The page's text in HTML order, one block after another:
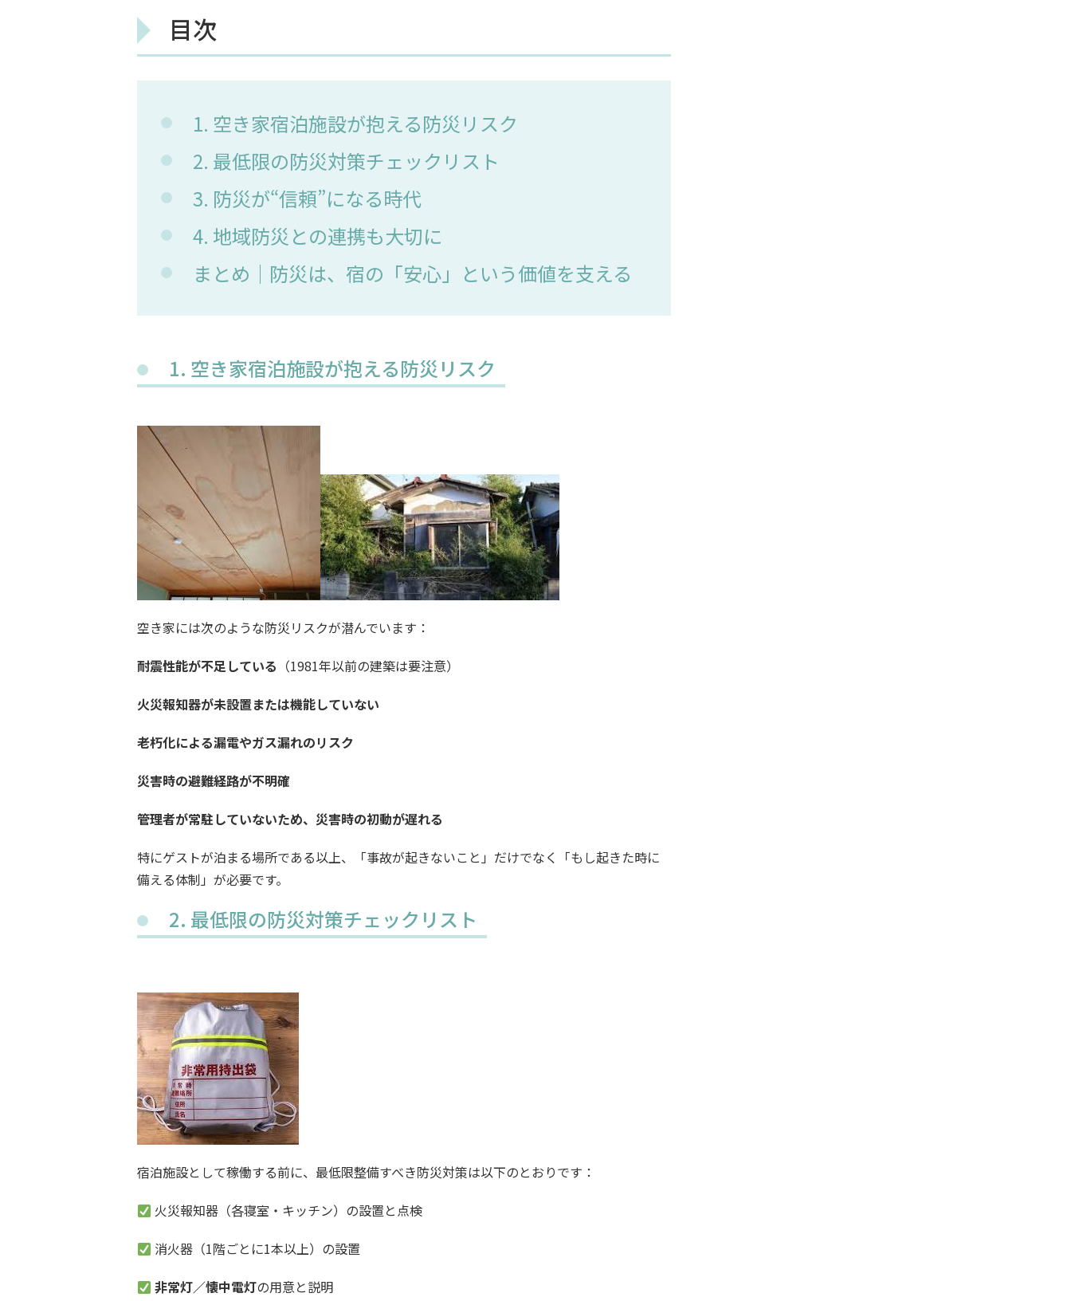
目次
1. 空き家宿泊施設が抱える防災リスク
2. 最低限の防災対策チェックリスト
3. 防災が“信頼”になる時代
4. 地域防災との連携も大切に
まとめ｜防災は、宿の「安心」という価値を支える
1. 空き家宿泊施設が抱える防災リスク
空き家には次のような防災リスクが潜んでいます：
耐震性能が不足している （1981年以前の建築は要注意）
火災報知器が未設置または機能していない
老朽化による漏電やガス漏れのリスク
災害時の避難経路が不明確
管理者が常駐していないため、災害時の初動が遅れる
特にゲストが泊まる場所である以上、「事故が起きないこと」だけでなく「もし起きた時に
備える体制」が必要です。
2. 最低限の防災対策チェックリスト
宿泊施設として稼働する前に、最低限整備すべき防災対策は以下のとおりです：
火災報知器（各寝室・キッチン）の設置と点検
消火器（1階ごとに1本以上）の設置
非常灯／懐中電灯の用意と説明